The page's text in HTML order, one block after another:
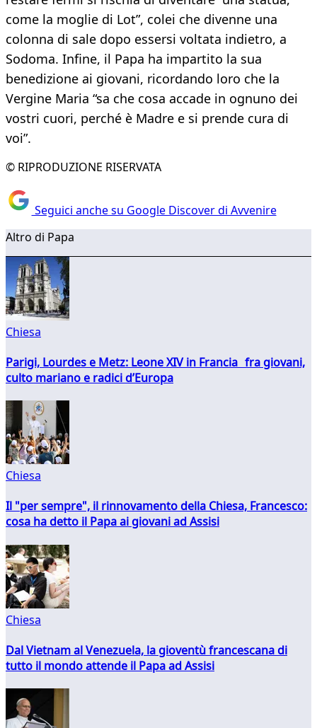
come la moglie di Lot”, colei che divenne una
colonna di sale dopo essersi voltata indietro, a
Sodoma. Infine, il Papa ha impartito la sua
benedizione ai giovani, ricordando loro che la
Vergine Maria “sa che cosa accade in ognuno dei
vostri cuori, perché è Madre e si prende cura di
voi”.
© RIPRODUZIONE RISERVATA
Seguici anche su Google Discover di Avvenire
Altro di Papa
Chiesa
Parigi, Lourdes e Metz: Leone XIV in Francia fra giovani,
culto mariano e radici d’Europa
Chiesa
Il "per sempre", il rinnovamento della Chiesa, Francesco:
cosa ha detto il Papa ai giovani ad Assisi
Chiesa
Dal Vietnam al Venezuela, la gioventù francescana di
tutto il mondo attende il Papa ad Assisi